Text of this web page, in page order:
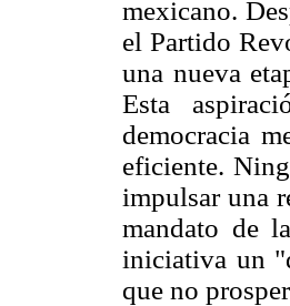
mexicano.
el Partido
una nueva
Esta
democracia
eficiente.
impulsar una
mandato de
iniciativa un
que no